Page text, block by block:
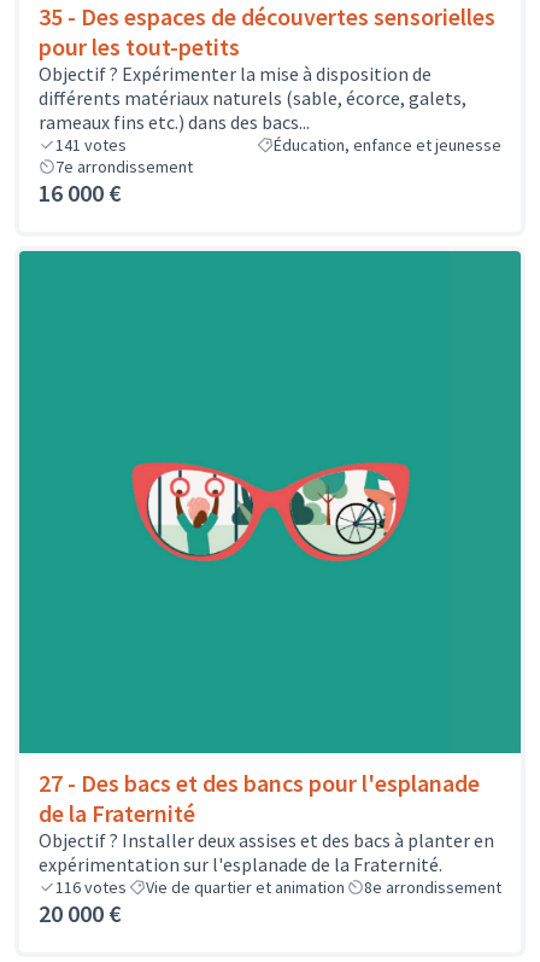
35 - Des espaces de découvertes sensorielles
pour les tout-petits
Objectif ? Expérimenter la mise à disposition de
différents matériaux naturels (sable, écorce, galets,
rameaux fins etc.) dans des bacs...
141 votes
Éducation, enfance et jeunesse
7e arrondissement
16 000 €
27 - Des bacs et des bancs pour l'esplanade
de la Fraternité
Objectif ? Installer deux assises et des bacs à planter en
expérimentation sur l'esplanade de la Fraternité.
116votes Vie de quartier et animation 8e arrondissement
20 000 €